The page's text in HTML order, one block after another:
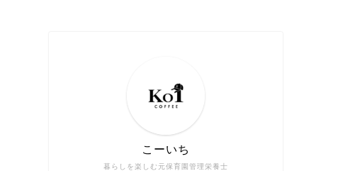
暮らしを楽しむ元保育園管理栄養士
こーいち